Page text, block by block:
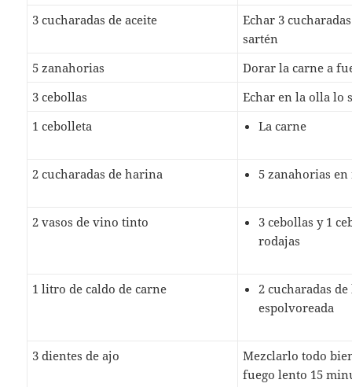
3 cucharadas de aceite
Echar 3
sartén
5 zanahorias
Dorar la carne a
3 cebollas
Echar en la olla lo
1 cebolleta
La carne
2 cucharadas de harina 5 zanahorias
2 vasos de vino tinto
3 cebollas y 1
rodajas
1 litro de caldo de carne
2 cucharadas
espolvoreada
3 dientes de ajo
Mezclarlo todo
fuego lento 15